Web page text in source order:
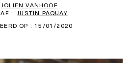
JOLIEN VANHOOF
: JUSTIN PAQUAY
OP : 15/01/2020